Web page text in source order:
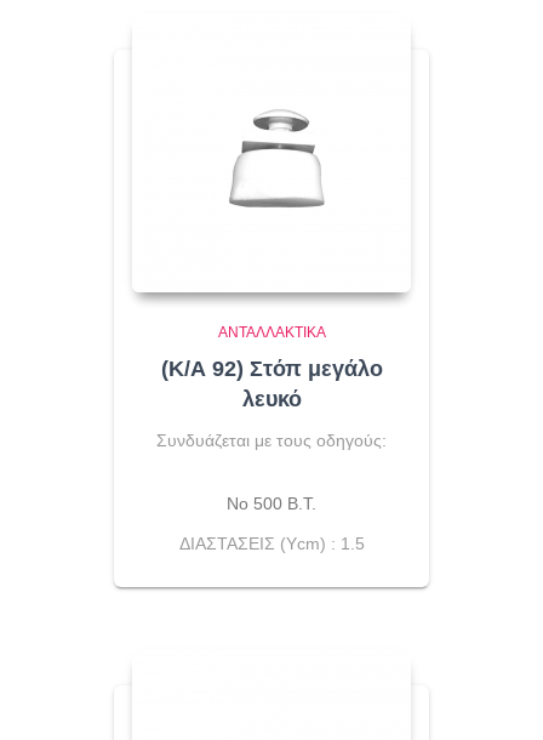
ΑΝΤΑΛΛΑΚΤΙΚΆ
(Κ/Α 92) Στόπ μεγάλο
λευκό
Συνδυάζεται με τους οδηγούς:
Νο 500 Β.Τ.
ΔΙΑΣΤΑΣΕΙΣ (Ycm) : 1.5